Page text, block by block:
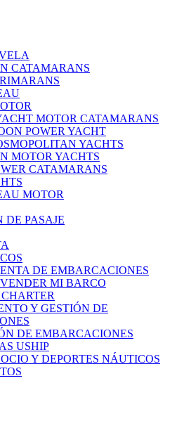
CATAMARANS
MOTOR CATAMARANS
POWER YACHT
YACHTS
MOTOR YACHTS
CATAMARANS
MOTOR
DE PASAJE
DE EMBARCACIONES
MI BARCO
Y GESTIÓN DE
DE EMBARCACIONES
USHIP
Y DEPORTES NÁUTICOS